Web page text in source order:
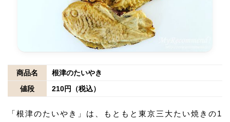
商品名
根津のたいやき
値段
210円（税込）
「根津のたいやき」は、もともと東京三大たい焼きの1